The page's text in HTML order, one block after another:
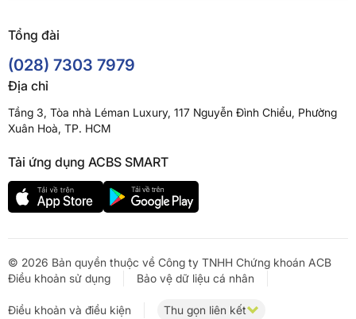
Tổng đài
(028) 7303 7979
Địa chỉ
Tầng 3, Tòa nhà Léman Luxury, 117 Nguyễn Đình Chiểu, Phường
Xuân Hoà, TP. HCM
Tải ứng dụng ACBS SMART
© 2026 Bản quyền thuộc về Công ty TNHH Chứng khoán ACB
Điều khoản sử dụng
Bảo vệ dữ liệu cá nhân
Điều khoản và điều kiện Thu gọn liên kết